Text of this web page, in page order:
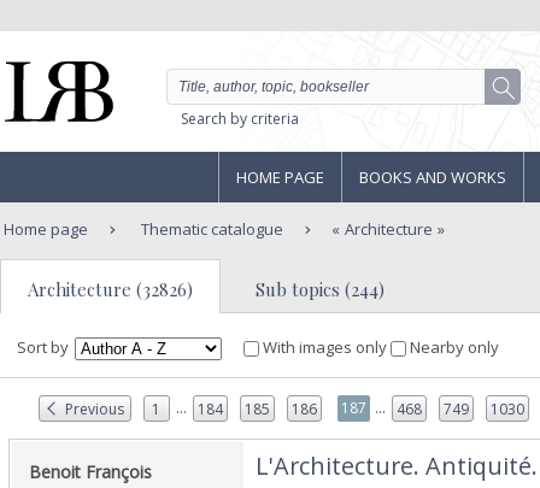
Search by criteria
HOME PAGE BOOKS AND WORKS
Home page Thematic catalogue Architecture
Architecture (32826) Sub topics (244)
Sort by With images only Nearby only
Previous 1 ... 184 185 186 187 ... 468 749 1030
‎Benoit François‎ ‎L'Architecture. Antiquité.‎